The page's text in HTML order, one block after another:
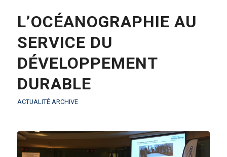
L’OCÉANOGRAPHIE AU
SERVICE DU
DÉVELOPPEMENT
DURABLE
ACTUALITÉ ARCHIVE